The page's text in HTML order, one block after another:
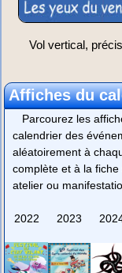
Vol vertical,
Affiches du
Parcourez les
calendrier des
aléatoirement à
complète et à la
atelier ou
2022 2023